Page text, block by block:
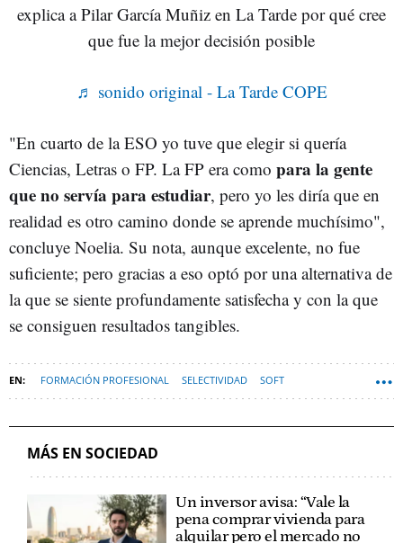
explica a Pilar García Muñiz en La Tarde por qué cree
que fue la mejor decisión posible
♬ sonido original - La Tarde COPE
"En cuarto de la ESO yo tuve que elegir si quería
Ciencias, Letras o FP. La FP era como para la gente
que no servía para estudiar, pero yo les diría que en
realidad es otro camino donde se aprende muchísimo",
concluye Noelia. Su nota, aunque excelente, no fue
suficiente; pero gracias a eso optó por una alternativa de
la que se siente profundamente satisfecha y con la que
se consiguen resultados tangibles.
FORMACIÓN PROFESIONAL SELECTIVIDAD SOFT
MÁS EN SOCIEDAD
Un inversor avisa: “Vale la
pena comprar vivienda para
alquilar pero el mercado no